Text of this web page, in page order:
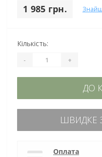
1 985 грн.
Кількість:
- +
ДО
ШВИДКЕ
Оплата